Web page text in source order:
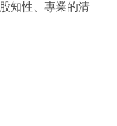
知性、專業的清